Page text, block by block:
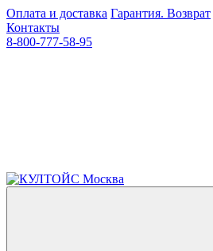
Оплата и доставка Гарантия. Возврат
Контакты
8-800-777-58-95